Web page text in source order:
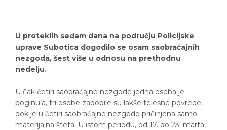
U proteklih sedam dana na području Policijske
uprave Subotica dogodilo se osam saobraćajnih
nezgoda, šest više u odnosu na prethodnu
nedelju.
U čak četiri saobraćajne nezgode jedna osoba je
poginula, tri osobe zadobile su lakše telesne povrede,
dok je u četiri saobraćajne nezgode pričinjena samo
materijalna šteta. U istom periodu, od 17. do 23. marta,